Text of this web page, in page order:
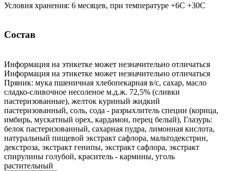
Условия хранения: 6 месяцев, при температуре +6С +30С
Состав
Информация на этикетке может незначительно отличаться
Информация на этикетке может незначительно отличаться
Пряник: мука пшеничная хлебопекарная в/с, сахар, масло
сладко-сливочное несоленое м.д.ж. 72,5% (сливки
пастеризованные), желток куриный жидкий
пастеризованный, соль, сода - разрыхлитель специи (корица,
имбирь, мускатный орех, кардамон, перец белый), Глазурь:
белок пастеризованный, сахарная пудра, лимонная кислота,
натуральный пищевой экстракт сафлора, мальтодекстрин,
декстроза, экстракт генипы, экстракт сафлора, экстракт
спирулины голубой, краситель - кармины, уголь
растительный